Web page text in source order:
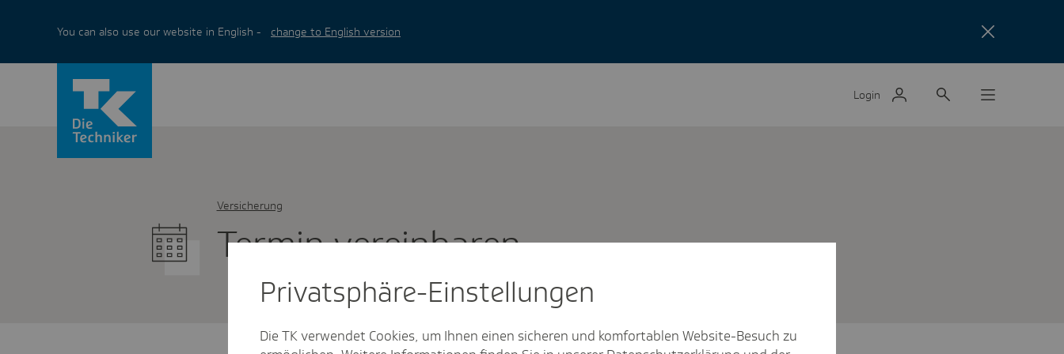
You can also use our website in English - change to English version
Login
Termin verein­baren
Versicherung
Privat­sphäre-Einstel­lungen
Die TK verwendet Cookies, um Ihnen einen sicheren und komfortablen Website-Besuch zu